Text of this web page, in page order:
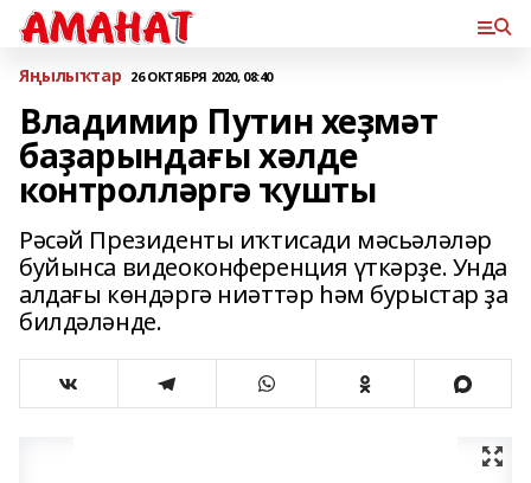
Яңылыҡтар 26 ОКТЯБРЯ 2020, 08:40
Владимир Путин хеҙмəт
баҙарындағы хəлде
контроллəргə ҡушты
Рəсəй Президенты иҡтисади мəсьəлəлəр
буйынса видеоконференция үткəрҙе. Унда
алдағы көндəргə ниəттəр һəм бурыстар ҙа
билдəлəнде.